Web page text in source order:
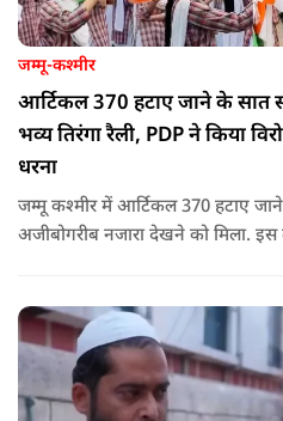
जम्मू-कश्मीर
आर्टिकल 370 हटाए जाने के सात
भव्य तिरंगा रैली, PDP ने किया
धरना
जम्मू कश्मीर में आर्टिकल 370 हटाए
अजीबोगरीब नजारा देखने को मिला.